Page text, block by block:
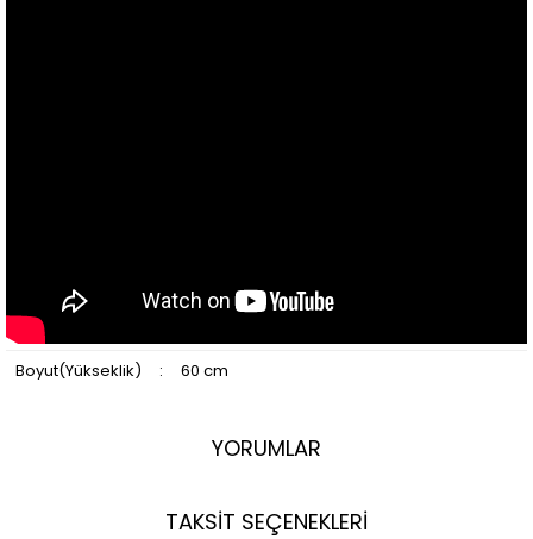
Boyut(Yükseklik) : 60 cm
YORUMLAR
TAKSİT SEÇENEKLERİ